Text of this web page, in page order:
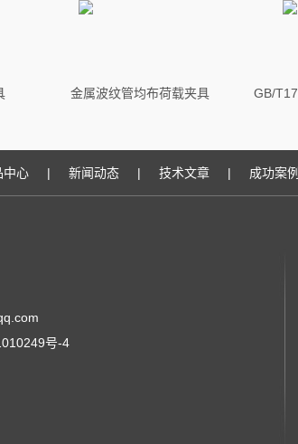
金属波纹管均布荷载夹具
中心 | 新闻动态 | 技术文章 | 成功案例
号-4